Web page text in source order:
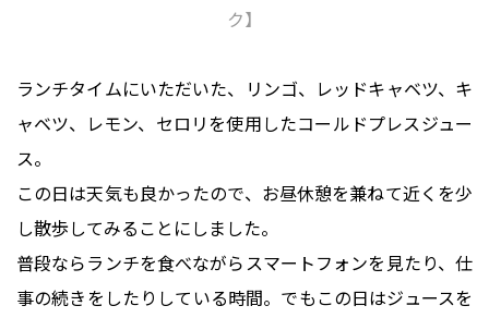
ク】
ランチタイムにいただいた、リンゴ、レッドキャベツ、キ
ャベツ、レモン、セロリを使用したコールドプレスジュー
ス。
この日は天気も良かったので、お昼休憩を兼ねて近くを少
し散歩してみることにしました。
普段ならランチを食べながらスマートフォンを見たり、仕
事の続きをしたりしている時間。でもこの日はジュースを